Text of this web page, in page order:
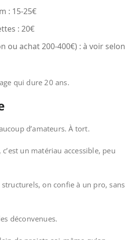
: 15-25€
: 20€
ou achat 200-400€) : à voir selon
qui dure 20 ans.
d’amateurs. À tort.
un matériau accessible, peu
on confie à un pro, sans
déconvenues.